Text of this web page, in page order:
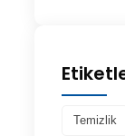
Temizlik